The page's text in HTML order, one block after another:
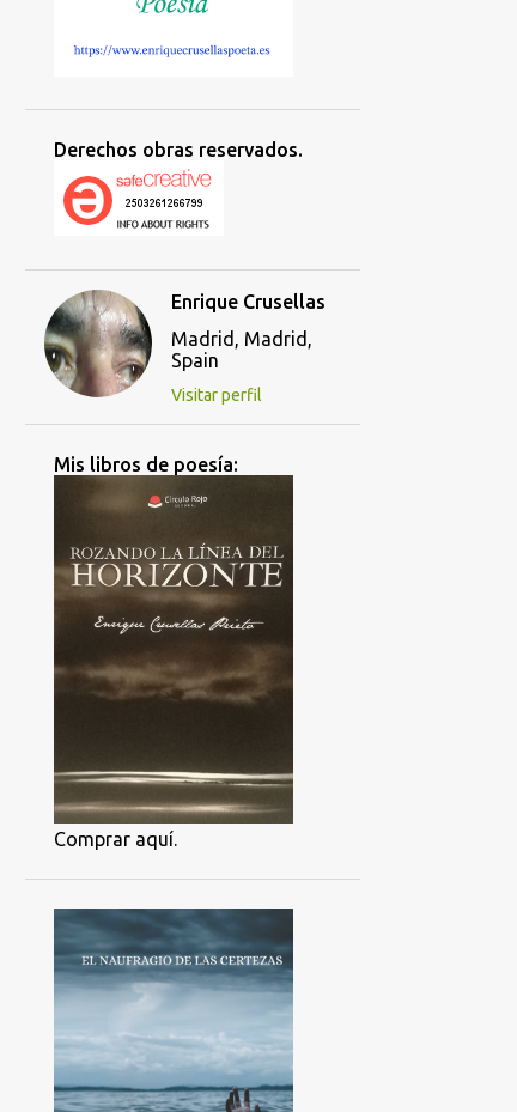
Derechos obras reservados.
Enrique Crusellas
Madrid, Madrid,
Spain
Visitar perfil
Mis libros de poesía:
Comprar aquí.